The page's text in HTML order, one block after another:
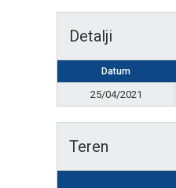
Detalji
Datum
25/04/2021
Teren